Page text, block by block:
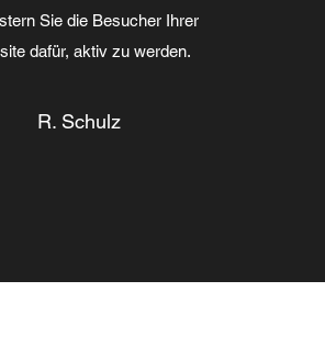
Sie die Besucher Ihrer
dafür, aktiv zu werden.
R. Schulz